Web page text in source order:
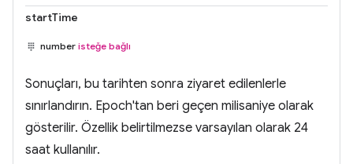
startTime
number isteğe bağlı
Sonuçları, bu tarihten sonra ziyaret edilenlerle
sınırlandırın. Epoch'tan beri geçen milisaniye olarak
gösterilir. Özellik belirtilmezse varsayılan olarak 24
saat kullanılır.